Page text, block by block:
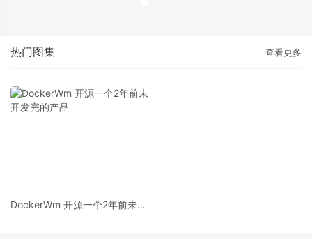
热门图集 查看更多
DockerWm 开源一个2年前未开